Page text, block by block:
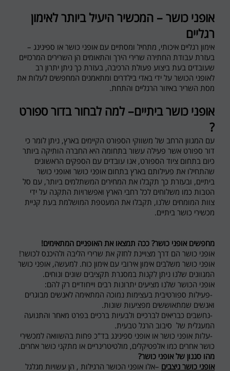
אופני כושר – המכשיר היעיל ביותר לאימון
רגליים
אימון רגליים איכותי, מתחיל ומסתיים עם אופני כושר או ספינינג –
בעזרת עבודת החתירה שרירי הירך והתאומים הן השרירים המרכזיים
שעובדים בעת ביצוע פעולת הרכיבה, בעזרת כך ניתן יתרון רב
לאופני הכושר על ידי באדי בילדרים ומתאמנים המחפשים לעלות את
מסת השריר באיזור הרגליים והתחת.
אופני כושר ביתיים– למה לבחור בדור ספורט
?
עם המגוון הרחב של משווקי הספורט הקיימים בארץ, ניתן לומר כי
דור ספורט אשר פעילה עשור בתחומה היא החברה הותיקה ביותר
כיום בתחום ציוד הספורט, אנו עובדים עם הספקים הראשונים
שהתחילו את פעילותם בארץ בתחום אופני כושר ואופני כושר
ביתיים, ובעזרת כך תקבלו את המחירים המשתלמים ביותר, עם סל
הטבות כמו משלוחים לכל רחבי הארץ ואפשרויות התקנה על ידי
צוות המומחים שלנו, תקבלו את המעטפת המושלמת בעת קניית
מכשירי כושר ביתיים.
מחפשים אופני כושר? ככה תמצאו את האופניים המתאימים!
אופני כושר הם דרך מצויינת לחזק את שרירי הליבה ולהיכנס לכושר!
אופני כושר משלבים אימון אירובי עם אימון כוח. למעשה, אופני כושר
המגוונים שלנו ניתן לקנות במסגרת תקציבים שונים ונוחים.
אופני הכושר שלנו מציעים יתרונות רבים וייחודיים רק להם:
-פעילות ספורטיבית בעצימות נמוכה המתאימה לאנשים מבוגרים
ואנשים שמתאוששים מפציעות שונות.
-נחשבים כבריאים לברכיים ולבעיות ברכיים בפרט מאחר והתנועה
המעגלית של סיבוב הרגל טבעית.
-עלות אופני כושר או אופני ספינינג בד"כ פחות בהשוואה למכשירי
כושר אחרים כמו אלפטיקלים, מולטיטרינריים או מתקני כושר אחרים.
מהו סגנון של אופני כושר?
אופני כושר ניצבים –אלו אופני הכושר הרגילות , הן עשויות מגלגל